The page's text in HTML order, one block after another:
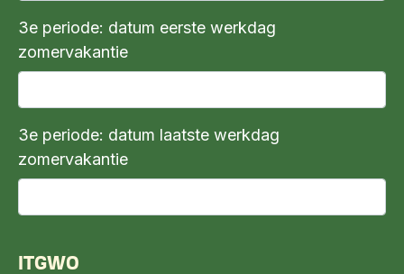
3e periode: datum eerste werkdag
zomervakantie
3e periode: datum laatste werkdag
zomervakantie
ITGWO